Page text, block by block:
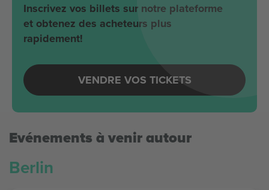
Inscrivez vos billets sur notre plateforme
et obtenez des acheteurs plus
rapidement!
VENDRE VOS TICKETS
Evénements à venir autour
Berlin